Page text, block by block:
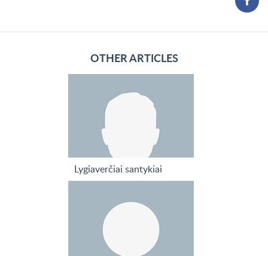
OTHER ARTICLES
Lygiaverčiai santykiai